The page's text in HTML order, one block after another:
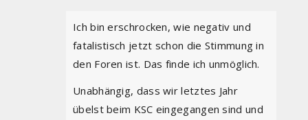
Ich bin erschrocken, wie negativ und
fatalistisch jetzt schon die Stimmung in
den Foren ist. Das finde ich unmöglich.
Unabhängig, dass wir letztes Jahr
übelst beim KSC eingegangen sind und